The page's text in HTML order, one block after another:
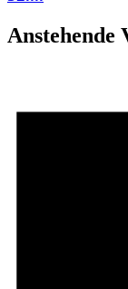
Anstehende